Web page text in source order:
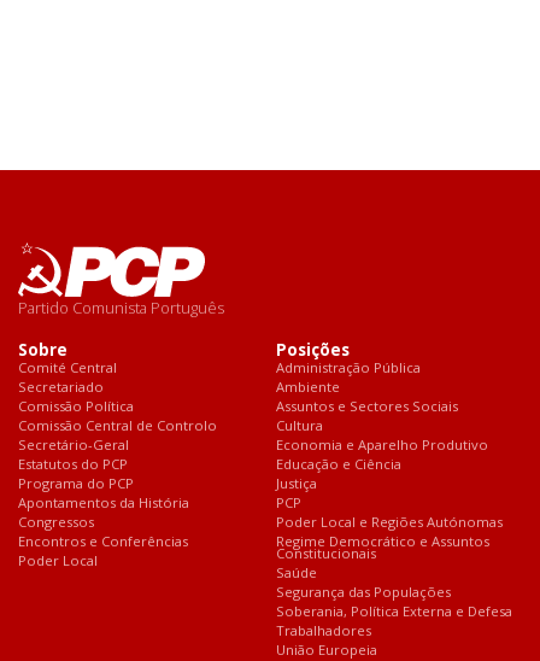
Partido Comunista Português
Sobre
Comité Central
Secretariado
Comissão Política
Comissão Central de Controlo
Secretário-Geral
Estatutos do PCP
Programa do PCP
Apontamentos da História
Congressos
Encontros e Conferências
Poder Local
Posições
Administração Pública
Ambiente
Assuntos e Sectores Sociais
Cultura
Economia e Aparelho Produtivo
Educação e Ciência
Justiça
PCP
Poder Local e Regiões Autónomas
Regime Democrático e Assuntos
Constitucionais
Saúde
Segurança das Populações
Soberania, Política Externa e Defesa
Trabalhadores
União Europeia